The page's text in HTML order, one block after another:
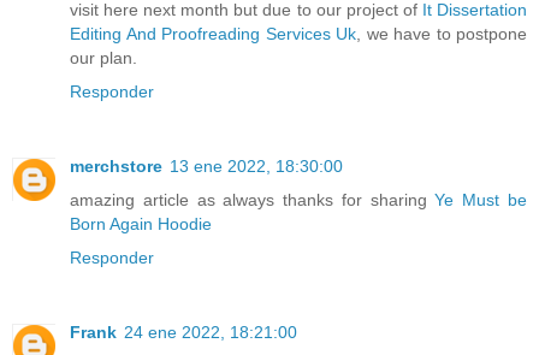
visit here next month but due to our project of It Dissertation
Editing And Proofreading Services Uk , we have to postpone
our plan.
Responder
merchstore 13 ene 2022, 18:30:00
amazing article as always thanks for sharingYe Must be
Born Again Hoodie
Responder
Frank 24 ene 2022, 18:21:00